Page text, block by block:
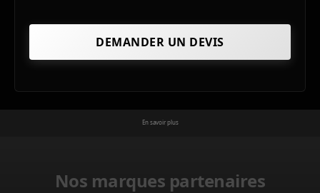
En savoir plus
Nos marques partenaires